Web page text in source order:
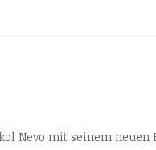
Nevo mit seinem